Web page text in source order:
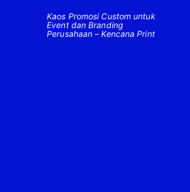
Kaos Promosi Custom untuk
Event dan Branding
Perusahaan – Kencana Print